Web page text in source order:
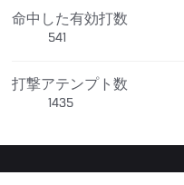
命中した有効打数
541
打撃アテンプト数
1435